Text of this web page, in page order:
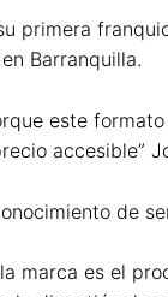
primera
Barranquilla.
este
accesible”
de
marca es el